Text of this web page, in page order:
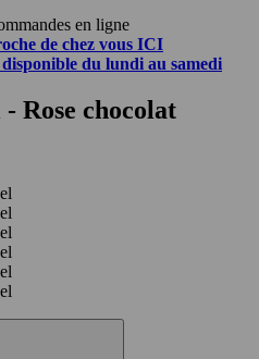
en ligne
de chez vous ICI
disponible du lundi au samedi
- Rose chocolat